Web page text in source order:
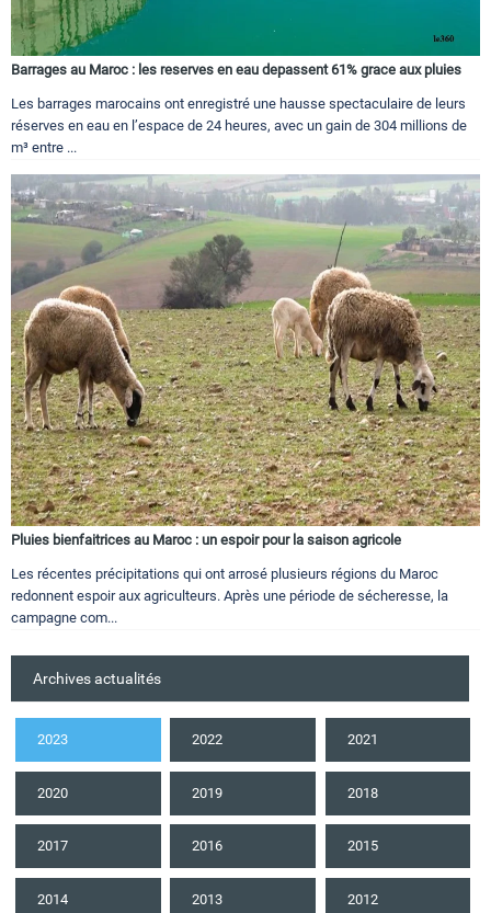
Barrages au Maroc : les reserves en eau depassent 61% grace aux pluies
Les barrages marocains ont enregistré une hausse spectaculaire de leurs
réserves en eau en l’espace de 24 heures, avec un gain de 304 millions de
m³ entre ...
Pluies bienfaitrices au Maroc : un espoir pour la saison agricole
Les récentes précipitations qui ont arrosé plusieurs régions du Maroc
redonnent espoir aux agriculteurs. Après une période de sécheresse, la
campagne com...
Archives actualités
2023 2022 2021
2020 2019 2018
2017 2016 2015
2014 2013 2012